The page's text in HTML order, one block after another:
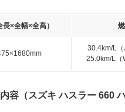
×全幅×全高）
30.4km/L（
25.0km/L（
容（スズキ ハスラー 660